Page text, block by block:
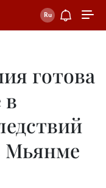
готова
в
Мьянме